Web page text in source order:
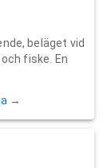
beläget vid
fiske. En
→